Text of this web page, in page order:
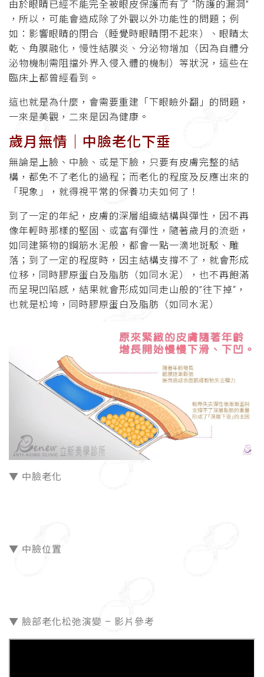
由於眼睛已經不能完全被眼皮保護而有了 “防護的漏洞”
，所以，可能會造成除了外觀以外功能性的問題；例
如：影響眼睛的閉合（睡覺時眼睛閉不起來）、眼睛太
乾、角膜融化，慢性結膜炎、分泌物增加（因為自體分
泌物機制需阻擋外界入侵入體的機制）等狀況，這些在
臨床上都曾經看到。
這也就是為什麼，會需要重建「下眼瞼外翻」的問題，
一來是美觀，二來是因為健康。
歲月無情│中臉老化下垂
無論是上臉、中臉、或是下臉，只要有皮膚完整的結
構，都免不了老化的過程；而老化的程度及反應出來的
「現象」，就得視平常的保養功夫如何了！
到了一定的年紀，皮膚的深層組織結構與彈性，因不再
像年輕時那樣的堅固、或富有彈性，隨著歲月的流逝，
如同建築物的鋼筋水泥般，都會一點一滴地斑駁、雕
落；到了一定的程度時，因主結構支撐不了，就會形成
位移，同時膠原蛋白及脂肪（如同水泥），也不再飽滿
而呈現凹陷感，結果就會形成如同走山般的”往下掉“，
也就是松垮，同時膠原蛋白及脂肪（如同水泥）
▼ 中臉老化
▼ 中臉位置
▼ 臉部老化松弛演變 – 影片參考